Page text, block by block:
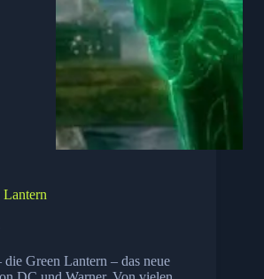
Green Lantern – das neue